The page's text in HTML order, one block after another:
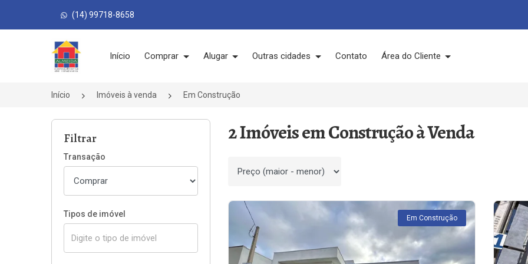
(14) 99718-8658
Página inicial
Início Comprar Alugar Outras cidades Contato Área do Cliente
Início Imóveis à venda Em Construção
Filtrar
Transação
Tipos de imóvel
2 Imóveis em Construção à Venda
Ordenar por
Em Construção